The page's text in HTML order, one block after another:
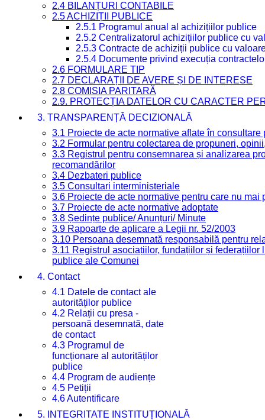
2.4 BILANȚURI CONTABILE
2.5 ACHIZIȚII PUBLICE
2.5.1 Programul anual al achizițiilor publice
2.5.2 Centralizatorul achizițiilor publice cu
2.5.3 Contracte de achiziții publice cu
2.5.4 Documente privind execuția
2.6 FORMULARE TIP
2.7 DECLARAȚII DE AVERE ȘI DE INTERESE
2.8 COMISIA PARITARĂ
2.9. PROTECȚIA DATELOR CU CARACTER
3. TRANSPARENȚĂ DECIZIONALĂ
3.1 Proiecte de acte normative aflate în consultare
3.2 Formular pentru colectarea de propuneri,
3.3 Registrul pentru consemnarea și analizarea
recomandărilor
3.4 Dezbateri publice
3.5 Consultari interministeriale
3.6 Proiecte de acte normative pentru care nu mai
3.7 Proiecte de acte normative adoptate
3.8 Ședințe publice/ Anunțuri/ Minute
3.9 Rapoarte de aplicare a Legii nr. 52/2003
3.10 Persoana desemnată responsabilă pentru
3.11 Registrul asociațiilor, fundațiilor și federațiilor
publice ale Comunei
4. Contact
4.1 Datele de contact ale
autorităților publice
4.2 Relații cu presa -
persoană desemnată, date
de contact
4.3 Programul de
funcționare al autorităților
publice
4.4 Program de audiențe
4.5 Petiții
4.6 Autentificare
5. INTEGRITATE INSTITUȚIONALĂ